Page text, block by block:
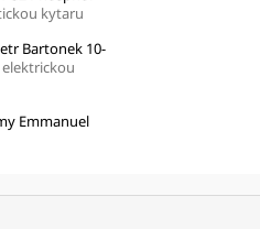
kytaru
Bartonek 10-
Emmanuel